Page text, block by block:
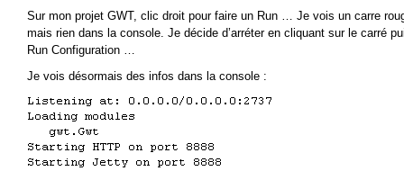
Sur mon projet GWT, clic droit pour faire un Run … Je vois un carre
mais rien dans la console. Je décide d’arréter en cliquant sur le carré
Run Configuration …
Je vois désormais des infos dans la console :